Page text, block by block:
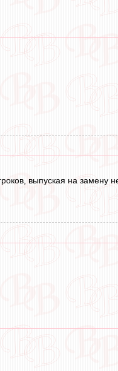
выпуская на замену